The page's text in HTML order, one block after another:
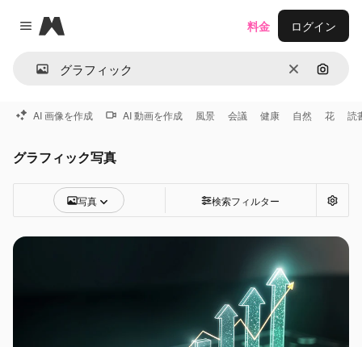
Close menu
Magnific
消去 画像で
料金 ログイン
AI 画像を作成 AI 動画を作成 風景 会議 健康 自然 花 読
グラフィック写真
写真 検索フィルター